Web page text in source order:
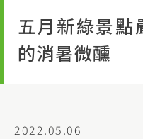
五月新綠景點
的消暑微醺
2022.05.06